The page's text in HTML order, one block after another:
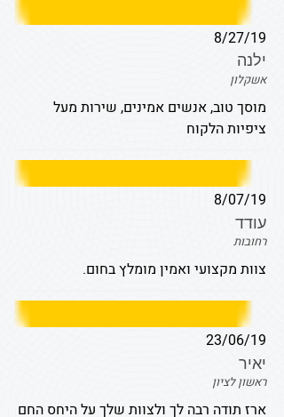
8/27/19
ילנה
אשקלון
מוסך טוב, אנשים אמינים, שירות מעל
ציפיות הלקוח
8/07/19
עודד
רחובות
צוות מקצועי ואמין מומלץ בחום.
23/06/19
יאיר
ראשון לציון
ארז תודה רבה לך ולצוות שלך על היחס החם